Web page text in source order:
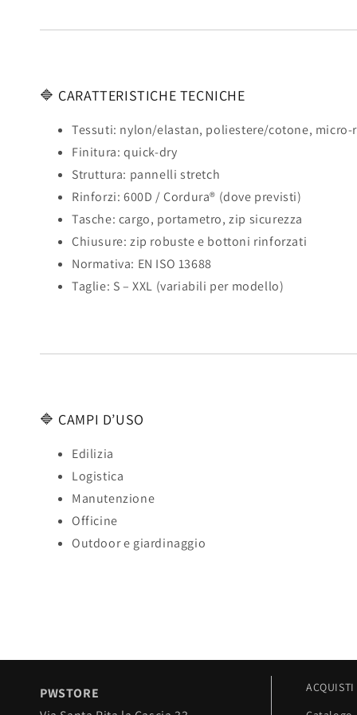
🔷 CARATTERISTICHE TECNICHE
Tessuti: nylon/elastan, poliestere/cotone, micro-
Finitura: quick-dry
Struttura: pannelli stretch
Rinforzi: 600D / Cordura® (dove previsti)
Tasche: cargo, portametro, zip sicurezza
Chiusure: zip robuste e bottoni rinforzati
Normativa: EN ISO 13688
Taglie: S – XXL (variabili per modello)
🔷 CAMPI D’USO
Edilizia
Logistica
Manutenzione
Officine
Outdoor e giardinaggio
PWSTORE
ACQUISTI